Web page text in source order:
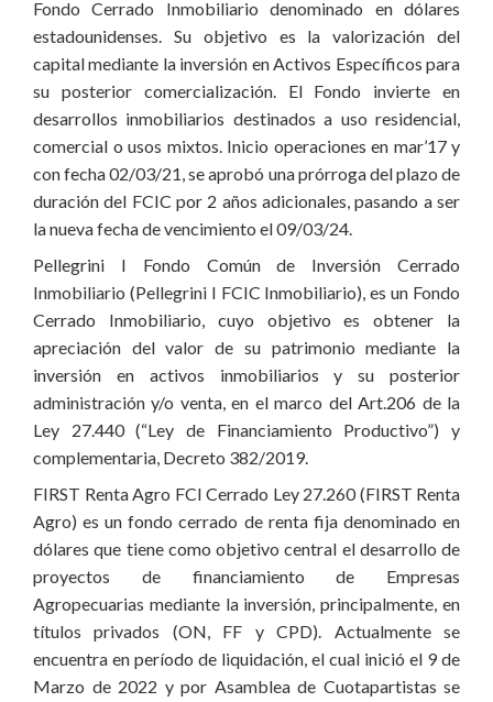
Fondo Cerrado Inmobiliario denominado en dólares
estadounidenses. Su objetivo es la valorización del
capital mediante la inversión en Activos Específicos para
su posterior comercialización. El Fondo invierte en
desarrollos inmobiliarios destinados a uso residencial,
comercial o usos mixtos. Inicio operaciones en mar’17 y
con fecha 02/03/21, se aprobó una prórroga del plazo de
duración del FCIC por 2 años adicionales, pasando a ser
la nueva fecha de vencimiento el 09/03/24.
Pellegrini I Fondo Común de Inversión Cerrado
Inmobiliario (Pellegrini I FCIC Inmobiliario), es un Fondo
Cerrado Inmobiliario, cuyo objetivo es obtener la
apreciación del valor de su patrimonio mediante la
inversión en activos inmobiliarios y su posterior
administración y/o venta, en el marco del Art.206 de la
Ley 27.440 (“Ley de Financiamiento Productivo”) y
complementaria, Decreto 382/2019.
FIRST Renta Agro FCI Cerrado Ley 27.260 (FIRST Renta
Agro) es un fondo cerrado de renta fija denominado en
dólares que tiene como objetivo central el desarrollo de
proyectos de financiamiento de Empresas
Agropecuarias mediante la inversión, principalmente, en
títulos privados (ON, FF y CPD). Actualmente se
encuentra en período de liquidación, el cual inició el 9 de
Marzo de 2022 y por Asamblea de Cuotapartistas se